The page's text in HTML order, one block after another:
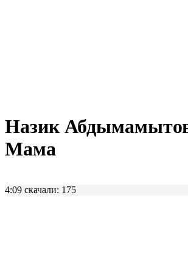
Назик
Мама
4:09 скачали: 175